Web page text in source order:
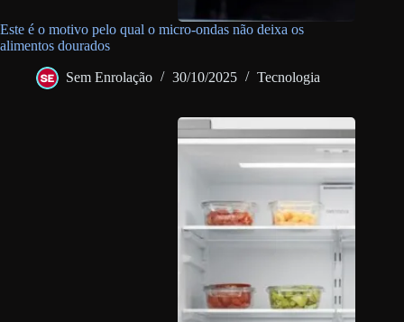
Este é o motivo pelo qual o micro-ondas não deixa os
alimentos dourados
Sem Enrolação 30/10/2025 Tecnologia